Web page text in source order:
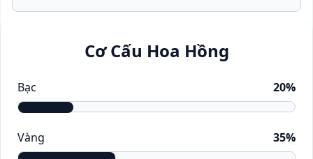
Cơ Cấu Hoa Hồng
Bạc 20%
Vàng 35%